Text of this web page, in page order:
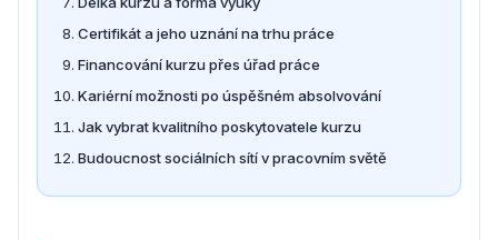
Certifikát a jeho uznání na trhu práce
Financování kurzu přes úřad práce
Kariérní možnosti po úspěšném absolvování
Jak vybrat kvalitního poskytovatele kurzu
Budoucnost sociálních sítí v pracovním světě